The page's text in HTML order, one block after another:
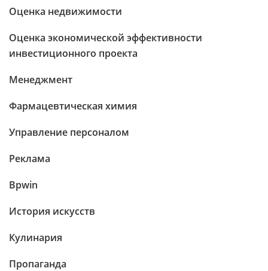
Оценка недвижимости
Оценка экономической эффективности
инвестиционного проекта
Менеджмент
Фармацевтическая химия
Управление персоналом
Реклама
Bpwin
История искусств
Кулинария
Пропаганда